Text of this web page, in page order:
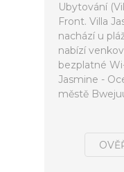
Ubytování
Front. Villa
nachází u
nabízí
bezplatné
Jasmine -
městě